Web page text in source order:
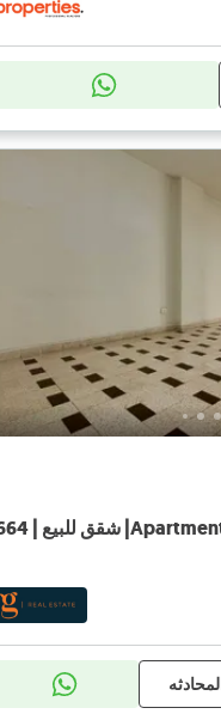
المحادثه